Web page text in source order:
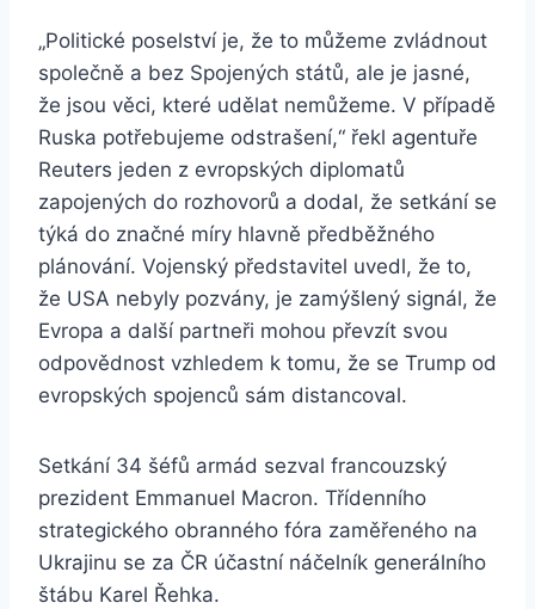
„Politické poselství je, že to můžeme zvládnout
společně a bez Spojených států, ale je jasné,
že jsou věci, které udělat nemůžeme. V případě
Ruska potřebujeme odstrašení,“ řekl agentuře
Reuters jeden z evropských diplomatů
zapojených do rozhovorů a dodal, že setkání se
týká do značné míry hlavně předběžného
plánování. Vojenský představitel uvedl, že to,
že USA nebyly pozvány, je zamýšlený signál, že
Evropa a další partneři mohou převzít svou
odpovědnost vzhledem k tomu, že se Trump od
evropských spojenců sám distancoval.
Setkání 34 šéfů armád sezval francouzský
prezident Emmanuel Macron. Třídenního
strategického obranného fóra zaměřeného na
Ukrajinu se za ČR účastní náčelník generálního
štábu Karel Řehka.